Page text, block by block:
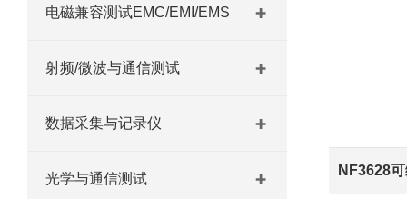
电磁兼容测试EMC/EMI/EMS
射频/微波与通信测试
数据采集与记录仪
光学与通信测试
NF3628